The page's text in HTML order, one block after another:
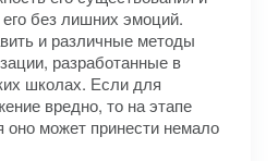
без лишних эмоций.
и различные методы
разработанные в
школах. Если для
вредно, то на этапе
оно может принести немало